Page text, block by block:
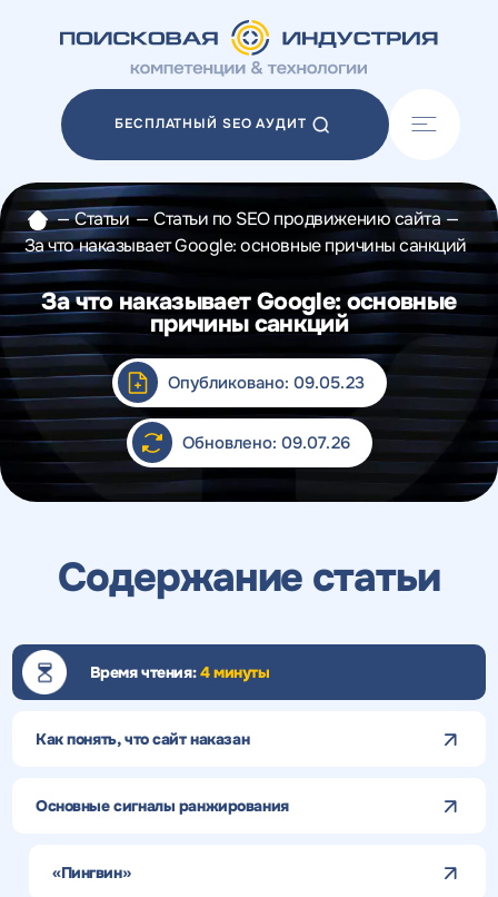
БЕСПЛАТНЫЙ SEO АУДИТ
Акции
Отзывы
Разработка сайтов
Разработка прототипов
Разработка контента
Реклама у блогеров
Веб-аналитика
— Статьи — Статьи по SEO продвижению сайта —
За что наказывает Google: основные причины санкций
За что наказывает Google: основные
причины санкций
Опубликовано: 09.05.23
Обновлено: 09.07.26
Содержание статьи
Время чтения:4 минуты
Как понять, что сайт наказан
Основные сигналы ранжирования
«Пингвин»